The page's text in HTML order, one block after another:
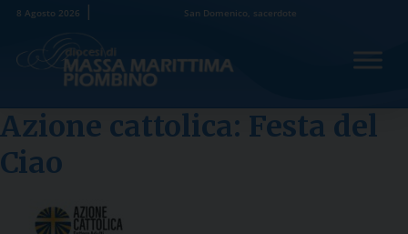
Skip
content
8 Agosto 2026 San Domenico, sacerdote
Azione cattolica: Festa del
Ciao